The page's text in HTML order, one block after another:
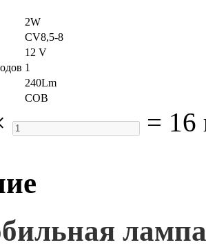
2W
CV8,5-8
12 V
1
240Lm
COB
= 16